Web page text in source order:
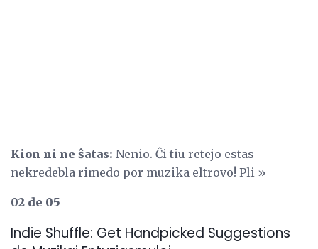
Kion ni ne ŝatas: Nenio. Ĉi tiu retejo estas
nekredebla rimedo por muzika eltrovo! Pli »
02 de 05
Indie Shuffle: Get Handpicked Suggestions